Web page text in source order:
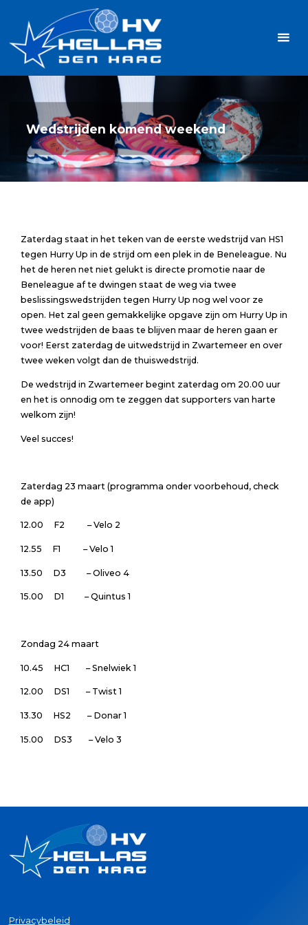
inhoud
Wedstrijden komend weekend
Zaterdag staat in het teken van de eerste wedstrijd van HS1
tegen Hurry Up in de strijd om een plek in de Beneleague. Nu
het de heren net niet gelukt is directe promotie naar de
Beneleague af te dwingen staat de weg via twee
beslissingswedstrijden tegen Hurry Up nog wel voor ze
open. Het zal geen gemakkelijke opgave zijn om Hurry Up in
twee wedstrijden de baas te blijven maar de heren gaan er
voor! Eerst zaterdag de uitwedstrijd in Zwartemeer en over
twee weken volgt dan de thuiswedstrijd.
De wedstrijd in Zwartemeer begint zaterdag om 20.00 uur
en het is onnodig om te zeggen dat supporters van harte
welkom zijn!
Veel succes!
Zaterdag 23 maart (programma onder voorbehoud, check
de app)
12.00 F2 – Velo 2
12.55 F1 – Velo 1
13.50 D3 – Oliveo 4
15.00 D1 – Quintus 1
Zondag 24 maart
10.45 HC1 – Snelwiek 1
12.00 DS1 – Twist 1
13.30 HS2 – Donar 1
15.00 DS3 – Velo 3
Privacybeleid